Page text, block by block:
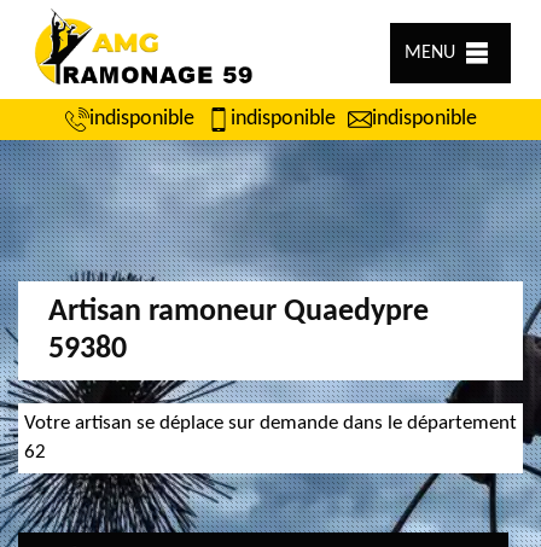
MENU
indisponible indisponible indisponible
Artisan ramoneur Quaedypre
59380
Votre artisan se déplace sur demande dans le département
62